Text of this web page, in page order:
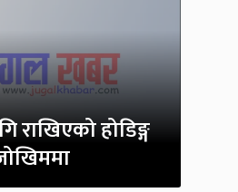
राखिएको होडिङ्ग